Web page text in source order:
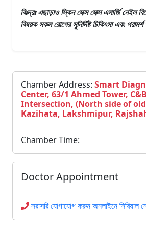
বিঃদ্রঃ এছাড়াওস্কিন সেক্স সেক্স এলার্জি নেইল
বিষয়ক সকল রোগের সুনির্দিষ্ট চিকিৎসা এবং
Chamber Address: Smart
Center, 63/1 Ahmed Tower, C&B
Intersection, (North side of
Kazihata, Lakshmipur,
Chamber Time:
Doctor Appointment
সরাসরি যোগাযোগ করুন অনলাইনে সিরিয়াল